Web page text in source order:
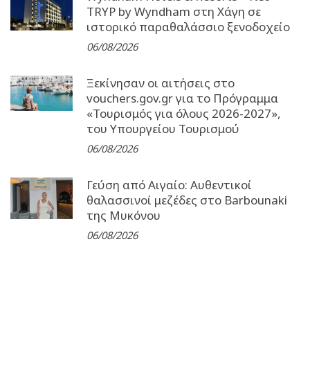
TRYP by Wyndham στη Χάγη σε
ιστορικό παραθαλάσσιο ξενοδοχείο
06/08/2026
Ξεκίνησαν οι αιτήσεις στο
vouchers.gov.gr για το Πρόγραμμα
«Τουρισμός για όλους 2026-2027»,
του Υπουργείου Τουρισμού
06/08/2026
Γεύση από Αιγαίο: Αυθεντικοί
θαλασσινοί μεζέδες στο Barbounaki
της Μυκόνου
06/08/2026